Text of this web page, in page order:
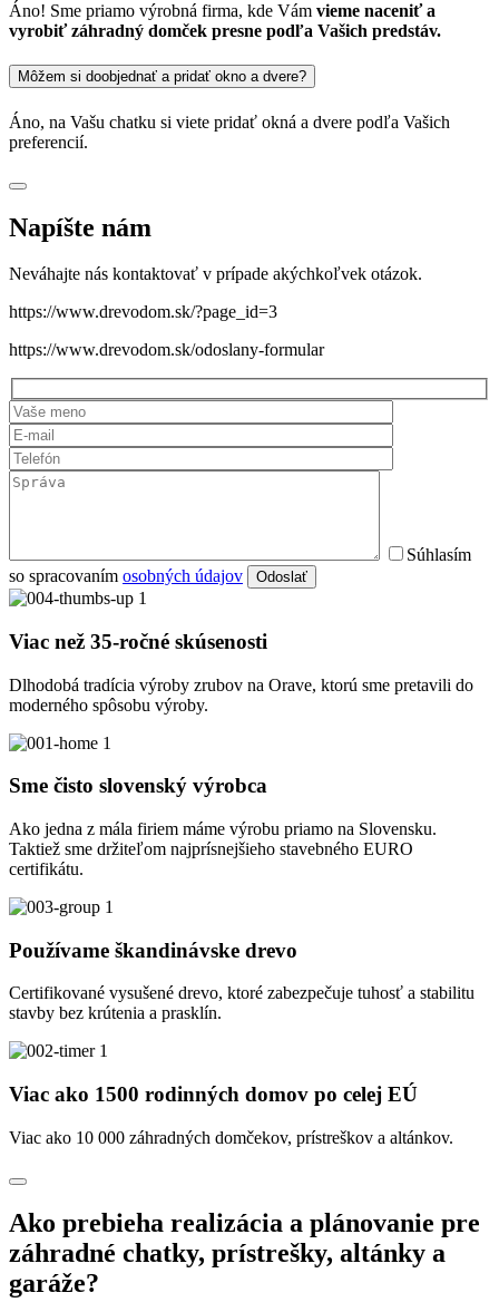
Áno! Sme priamo výrobná firma, kde Vám vieme naceniť a
vyrobiť záhradný domček presne podľa Vašich predstáv.
Môžem si doobjednať a pridať okno a dvere?
Áno, na Vašu chatku si viete pridať okná a dvere podľa Vašich
preferencií.
Napíšte nám
Neváhajte nás kontaktovať v prípade akýchkoľvek otázok.
https://www.drevodom.sk/?page_id=3
https://www.drevodom.sk/odoslany-formular
Súhlasím
so spracovaním osobných údajov Odoslať
Viac než 35-ročné skúsenosti
Dlhodobá tradícia výroby zrubov na Orave, ktorú sme pretavili do
moderného spôsobu výroby.
Sme čisto slovenský výrobca
Ako jedna z mála firiem máme výrobu priamo na Slovensku.
Taktiež sme držiteľom najprísnejšieho stavebného EURO
certifikátu.
Používame škandinávske drevo
Certifikované vysušené drevo, ktoré zabezpečuje tuhosť a stabilitu
stavby bez krútenia a prasklín.
Viac ako 1500 rodinných domov po celej EÚ
Viac ako 10 000 záhradných domčekov, prístreškov a altánkov.
Ako prebieha realizácia a plánovanie pre
záhradné chatky, prístrešky, altánky a
garáže?